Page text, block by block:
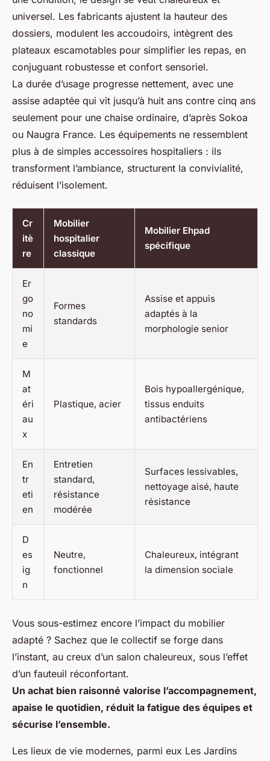
universel. Les fabricants ajustent la hauteur des
dossiers, modulent les accoudoirs, intègrent des
plateaux escamotables pour simplifier les repas, en
conjuguant robustesse et confort sensoriel.
La durée d’usage progresse nettement, avec une
assise adaptée qui vit jusqu’à huit ans contre cinq ans
seulement pour une chaise ordinaire, d’après Sokoa
ou Naugra France. Les équipements ne ressemblent
plus à de simples accessoires hospitaliers : ils
transforment l’ambiance, structurent la convivialité,
réduisent l’isolement.
Cr
itè
re
Mobilier
hospitalier
classique
Mobilier Ehpad
spécifique
Er
go
no
mi
e
Formes
standards
Assise et appuis
adaptés à la
morphologie senior
M
at
éri
au
x
Plastique, acier
Bois hypoallergénique,
tissus enduits
antibactériens
En
tr
eti
en
Entretien
standard,
résistance
modérée
Surfaces lessivables,
nettoyage aisé, haute
résistance
D
es
ig
n
Neutre,
fonctionnel
Chaleureux, intégrant
la dimension sociale
Vous sous-estimez encore l’impact du mobilier
adapté ? Sachez que le collectif se forge dans
l’instant, au creux d’un salon chaleureux, sous l’effet
d’un fauteuil réconfortant.
Un achat bien raisonné valorise l’accompagnement,
apaise le quotidien, réduit la fatigue des équipes et
sécurise l’ensemble.
Les lieux de vie modernes, parmi eux Les Jardins